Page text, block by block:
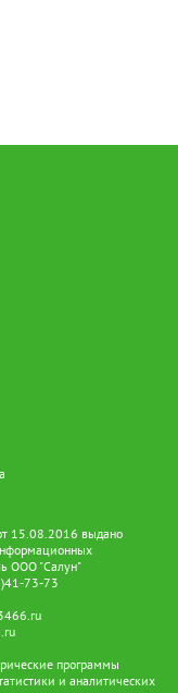
15.08.2016 выдано
ООО "Салун"
73-73
программы
и аналитических